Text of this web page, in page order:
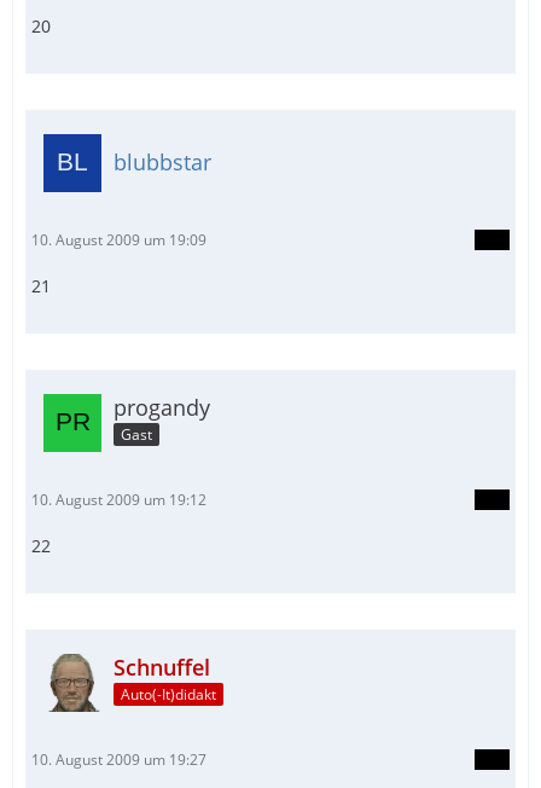
20
blubbstar
10. August 2009 um 19:09
21
progandy
Gast
10. August 2009 um 19:12
22
Schnuffel
Auto(-It)didakt
10. August 2009 um 19:27